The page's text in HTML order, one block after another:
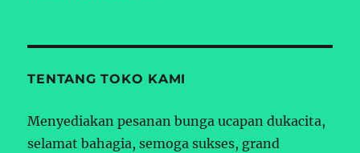
TENTANG TOKO KAMI
Menyediakan pesanan bunga ucapan dukacita,
selamat bahagia, semoga sukses, grand